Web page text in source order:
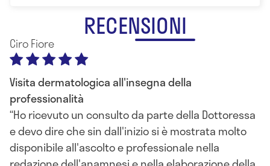
RECENSIONI
Ciro Fiore
Visita dermatologica all'insegna della
professionalità
Ho ricevuto un consulto da parte della Dottoressa
e devo dire che sin dall'inizio si è mostrata molto
disponibile all'ascolto e professionale nella